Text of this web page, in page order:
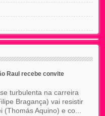
Raul recebe convite
turbulenta na carreira
Bragança) vai resistir
(Thomás Aquino) e co...